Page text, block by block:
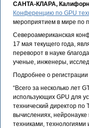
САНТА-КЛАРА,
Конференцию по GPU
мероприятием в мире по
Североамериканская
17 мая текущего года,
переворот в науке
ученые, инженеры,
Подробнее о
“Всего за несколько лет
использующих GPU для
технический директор
вычислениях,
техниками, технологиями